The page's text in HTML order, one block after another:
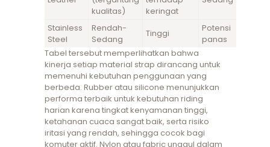
kualitas)
keringat
Stainless
Steel
Rendah-
Sedang
Tinggi
Potensi
panas
Tabel tersebut memperlihatkan bahwa
kinerja setiap material strap dirancang untuk
memenuhi kebutuhan penggunaan yang
berbeda. Rubber atau silicone menunjukkan
performa terbaik untuk kebutuhan riding
harian karena tingkat kenyamanan tinggi,
ketahanan cuaca sangat baik, serta risiko
iritasi yang rendah, sehingga cocok bagi
komuter aktif. Nylon atau fabric unggul dalam